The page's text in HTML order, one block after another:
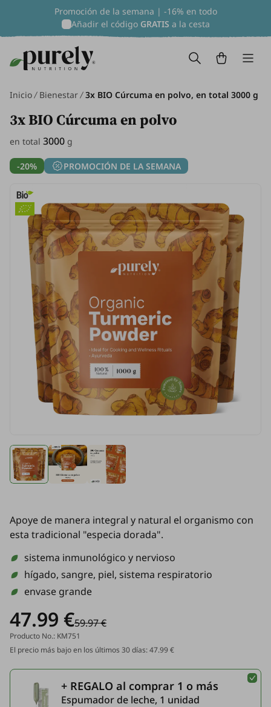
Promoción de la semana | -16% en todo
Añadir el código GRATIS a la cesta
Inicio Bienestar 3x BIO Cúrcuma en polvo, en total 3000 g
3x BIO Cúrcuma en polvo
en total 3000 g
-20% PROMOCIÓN DE LA SEMANA
Apoye de manera integral y natural el organismo con
esta tradicional "especia dorada".
sistema inmunológico y nervioso
hígado, sangre, piel, sistema respiratorio
envase grande
47.99 €59.97 €
Producto No.: KM751
El precio más bajo en los últimos 30 días: 47.99 €
+ REGALO al comprar 1 o más
Espumador de leche, 1 unidad